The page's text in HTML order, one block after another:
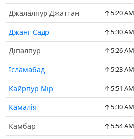
Джалалпур Джаттан ↑5:20 AM
Джанг Садр ↑5:30 AM
Діпалпур ↑5:26 AM
Ісламабад ↑5:23 AM
Кайрпур Мір ↑5:51 AM
Камалія ↑5:30 AM
Камбар ↑5:54 AM